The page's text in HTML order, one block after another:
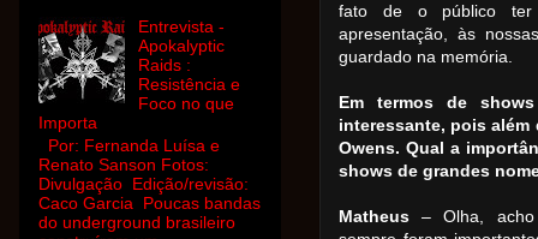
fato de o público ter
apresentação, às
guardado na memória.
Em termos de
interessante, pois além
Owens. Qual a
shows de grandes
Matheus – Olha, acho
Entrevista -
Apokalyptic
Raids :
Resistência e
Foco no que
Importa
Por: Fernanda Luísa e
Renato Sanson Fotos:
Divulgação Edição/revisão:
Caco Garcia Poucas bandas
do underground brasileiro